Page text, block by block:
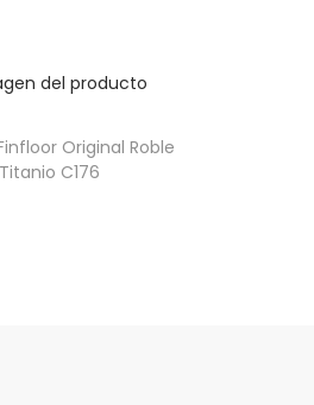
Original Roble
Titanio C176